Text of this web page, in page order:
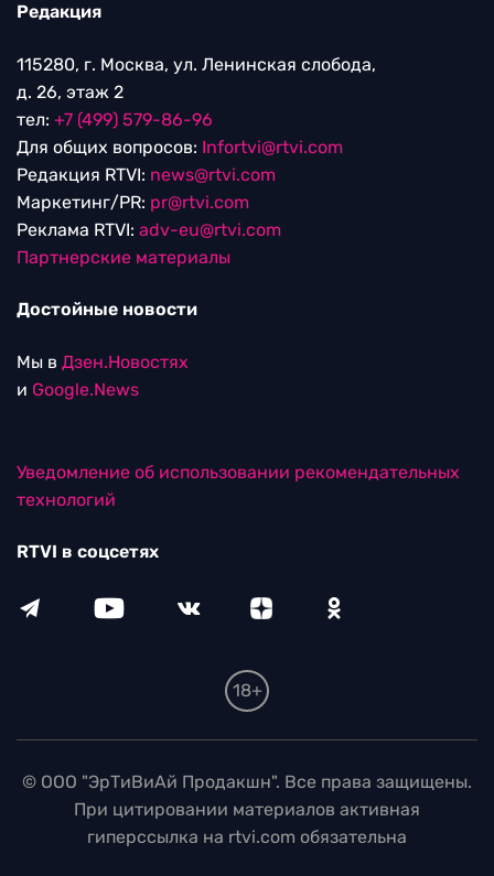
Редакция
115280, г. Москва, ул. Ленинская слобода,
д. 26, этаж 2
тел: +7 (499) 579-86-96
Для общих вопросов: Infortvi@rtvi.com
Редакция RTVI: news@rtvi.com
Маркетинг/PR: pr@rtvi.com
Реклама RTVI: adv-eu@rtvi.com
Партнерские материалы
Достойные новости
Мы в Дзен.Новостях
и Google.News
Уведомление об использовании рекомендательных
технологий
RTVI в соцсетях
18+
© ООО "ЭрТиВиАй Продакшн". Все права защищены.
При цитировании материалов активная
гиперссылка на rtvi.com обязательна